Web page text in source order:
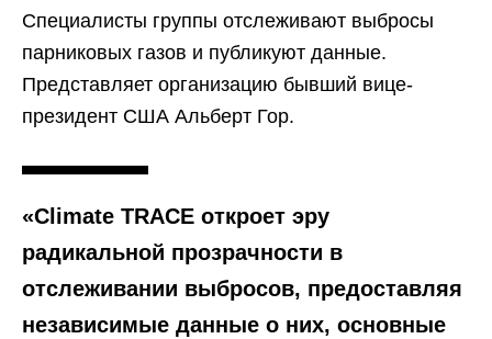
Специалисты группы отслеживают выбросы
парниковых газов и публикуют данные.
Представляет организацию бывший вице-
президент США Альберт Гор.
«Climate TRACE откроет эру
радикальной прозрачности в
отслеживании выбросов, предоставляя
независимые данные о них, основные